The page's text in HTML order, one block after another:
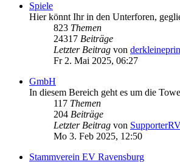
Spiele
Hier könnt Ihr in den Unterforen,
823 Themen
24317 Beiträge
Letzter Beitrag von
Fr 2. Mai 2025, 06:27
GmbH
In diesem Bereich geht es um die
117 Themen
204 Beiträge
Letzter Beitrag von
Mo 3. Feb 2025, 12:50
Stammverein EV Ravensburg